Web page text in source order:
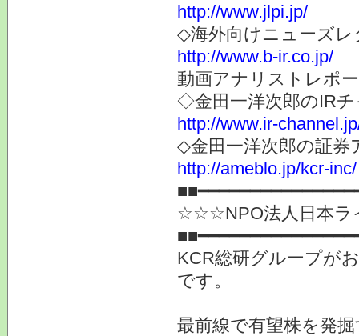
http://www.jlpi.jp/
◇海外向けニューズレ
http://www.b-ir.co.jp/
動画アナリストレポ
◇金田一洋次郎のIR
http://www.ir-
◇金田一洋次郎の証券
http://ameblo.jp/kcr-inc/
☆☆☆NPO法人日本ラ
KCR総研グループが
です。
最前線で有望株を発